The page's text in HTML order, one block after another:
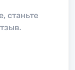
станьте